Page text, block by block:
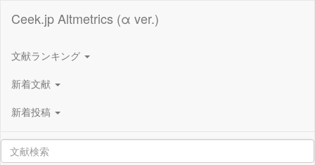
Ceek.jp Altmetrics (α ver.)
文献ランキング
新着文献
新着投稿